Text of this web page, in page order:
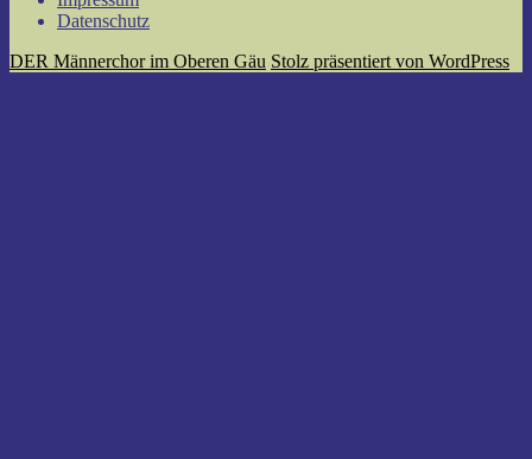
Datenschutz
DER Männerchor im Oberen Gäu Stolz präsentiert von WordPress